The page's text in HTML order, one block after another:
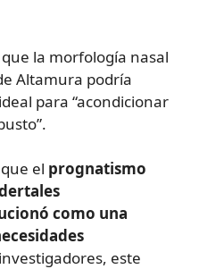
la morfología nasal
Altamura podría
para “acondicionar
el prognatismo
como una
este